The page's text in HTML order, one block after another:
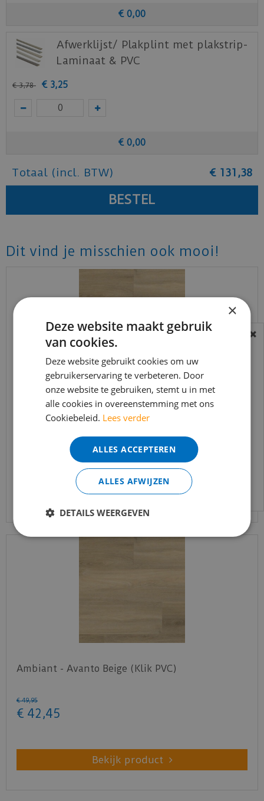
€ 0,00
Afwerklijst/ Plakplint met plakstrip-
Laminaat & PVC
€ 3,78 € 3,25
€ 0,00
Totaal (incl. BTW) € 131 ,38
Dit vind je misschien ook mooi!
Ambiant - Avanto Beige (Plak PVC)
Bekijk product
Ambiant - Avanto Beige (Klik PVC)
€ 49,95
€ 42 ,45
Bekijk product
BEREIKBAARHEID
In verband met de vakantie periode zijn wij
t/m 14 augustus telefonisch helaas niet
bereikbaar.
Bestelling worden uiteraard verwerkt
echter iets minder snel dan wat je van ons
gewend bent.
Voor vragen kan je ons bereiken via
info@merkvloerenwinkel.nl
×
Deze website maakt gebruik
van cookies.
Deze website gebruikt cookies om uw
gebruikerservaring te verbeteren. Door
onze website te gebruiken, stemt u in met
alle cookies in overeenstemming met ons
Cookiebeleid. Lees verder
ALLES ACCEPTEREN
ALLES AFWIJZEN
DETAILS WEERGEVEN